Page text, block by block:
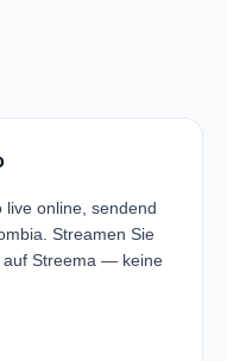
live online, sendend
Streamen Sie
auf Streema — keine